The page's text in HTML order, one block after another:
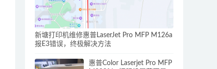
新塘打印机维修惠普LaserJet Pro MFP M126a
报E3错误，终极解决方法
惠普Color Laserjet Pro MFP